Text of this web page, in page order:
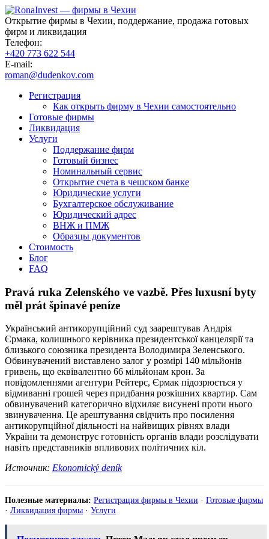
Открытие фирмы в Чехии, поддержание, продажа готовых
фирм и ликвидация
Телефон:
+420 773 622 544
E-mail:
roman@dudenkov.com
Регистрация
Как открыть фирму в Чехии самостоятельно
Готовые фирмы
Ликвидация
Услуги
Поддержание фирм
Готовый бизнес
Номинальный сервис
Открытие счета в чешском банке
Юридические услуги
Бухгалтерское обслуживание
Юридический адрес
ВНЖ и ПМЖ
Образцы документов
Стоимость
Блог
FAQ
Pravá ruka Zelenského ve vazbě. Přes luxusní byty
měl prát špinavé peníze
Український антикорупційний суд заарештував Андрія
Єрмака, колишнього керівника президентської канцелярії та
близького союзника президента Володимира Зеленського.
Обвинувачений виставлено залог у розмірі 140 мільйонів
гривень, що еквівалентно 66 мільйонам крон. За
повідомленнями агентури Рейтерс, Єрмак підозрюється у
відмиванні грошей через придбання розкішних квартир. Сам
обвинувачений категорично відхиляє висунені проти нього
звинувачення. Це арештування свідчить про посилення
антикорупційної діяльності на найвищих рівнях влади
України та демонструє готовність органів влади розслідувати
навіть представників впливових політичних кіл.
Источник: Ekonomický deník
Полезные материалы: Регистрация фирмы в Чехии · Готовые фирмы
· Ликвидация фирмы · Услуги